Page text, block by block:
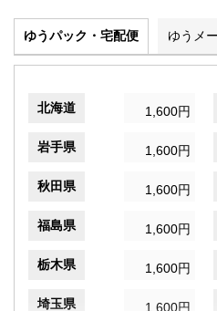
ゆうパック・宅配便 ゆうメ
北海道 1,600円
岩手県 1,600円
秋田県 1,600円
福島県 1,600円
栃木県 1,600円
埼玉県 1,600円